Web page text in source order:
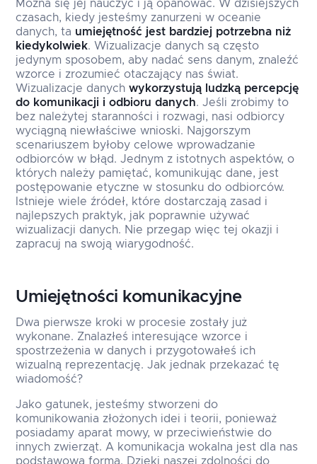
Można się jej nauczyć i ją opanować. W dzisiejszych
czasach, kiedy jesteśmy zanurzeni w oceanie
danych, ta umiejętność jest bardziej potrzebna niż
kiedykolwiek. Wizualizacje danych są często
jedynym sposobem, aby nadać sens danym, znaleźć
wzorce i zrozumieć otaczający nas świat.
Wizualizacje danychwykorzystują ludzką percepcję
do komunikacji i odbioru danych. Jeśli zrobimy to
bez należytej staranności i rozwagi, nasi odbiorcy
wyciągną niewłaściwe wnioski. Najgorszym
scenariuszem byłoby celowe wprowadzanie
odbiorców w błąd. Jednym z istotnych aspektów, o
których należy pamiętać, komunikując dane, jest
postępowanie etyczne w stosunku do odbiorców.
Istnieje wiele źródeł, które dostarczają zasad i
najlepszych praktyk, jak poprawnie używać
wizualizacji danych. Nie przegap więc tej okazji i
zapracuj na swoją wiarygodność.
Umiejętności komunikacyjne
Dwa pierwsze kroki w procesie zostały już
wykonane. Znalazłeś interesujące wzorce i
spostrzeżenia w danych i przygotowałeś ich
wizualną reprezentację. Jak jednak przekazać tę
wiadomość?
Jako gatunek, jesteśmy stworzeni do
komunikowania złożonych idei i teorii, ponieważ
posiadamy aparat mowy, w przeciwieństwie do
innych zwierząt. A komunikacja wokalna jest dla nas
podstawową formą. Dzięki naszej zdolności do